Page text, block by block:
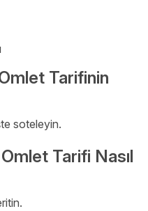
Tarifinin
soteleyin.
Tarifi Nasıl